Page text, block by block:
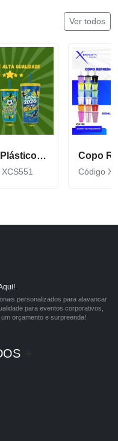
Ver todos
Copo Plástico personalizado In Mold Label 360 XCS551
Código
personalizados para alavancar
para eventos corporativos,
orçamento e surpreenda!